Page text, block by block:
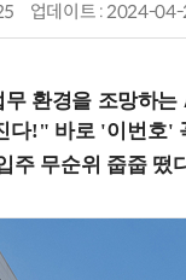
업데이트 : 2024-
환경을 조망하